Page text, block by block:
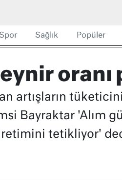
Spor Sağlık Popüler
oranı
artışların
Bayraktar 'Alım
tetikliyor'